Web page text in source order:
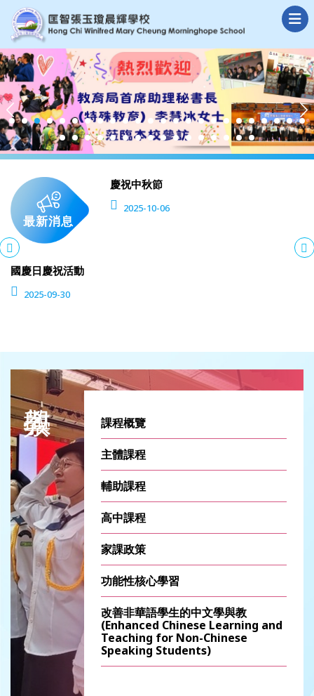
秋節
10-06
課程概覽
主體課程
輔助課程
高中課程
家課政策
功能性核心學習
改善非華語學生的中文學與教
(Enhanced Chinese Learning and
Teaching for Non-Chinese
Speaking Students)